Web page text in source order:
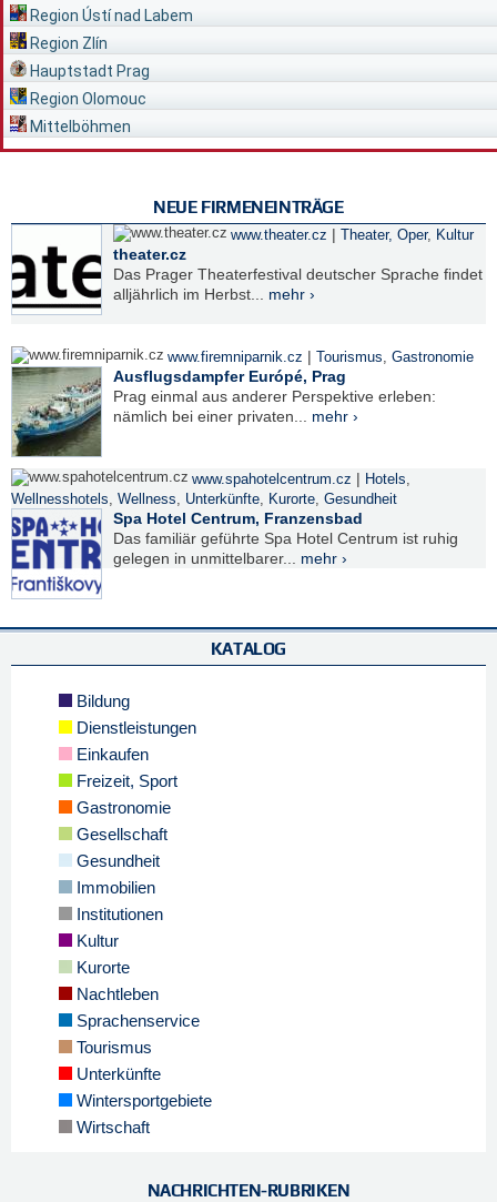
Region Ústí nad Labem
Region Zlín
Hauptstadt Prag
Region Olomouc
Mittelböhmen
NEUE FIRMENEINTRÄGE
www.theater.cz | Theater, Oper, Kultur
theater.cz
Das Prager Theaterfestival deutscher Sprache findet
alljährlich im Herbst... mehr ›
www.firemniparnik.cz | Tourismus, Gastronomie
Ausflugsdampfer Európé, Prag
Prag einmal aus anderer Perspektive erleben:
nämlich bei einer privaten... mehr ›
www.spahotelcentrum.cz | Hotels,
Wellnesshotels, Wellness, Unterkünfte, Kurorte, Gesundheit
Spa Hotel Centrum, Franzensbad
Das familiär geführte Spa Hotel Centrum ist ruhig
gelegen in unmittelbarer... mehr ›
KATALOG
Bildung
Dienstleistungen
Einkaufen
Freizeit, Sport
Gastronomie
Gesellschaft
Gesundheit
Immobilien
Institutionen
Kultur
Kurorte
Nachtleben
Sprachenservice
Tourismus
Unterkünfte
Wintersportgebiete
Wirtschaft
NACHRICHTEN-RUBRIKEN